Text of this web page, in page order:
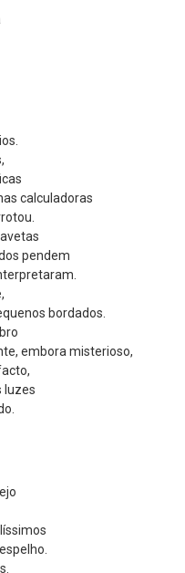
calculadoras
pendem
bordados.
embora misterioso,
luzes